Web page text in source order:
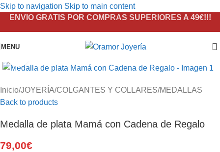
Skip to navigation Skip to main content
ENVIO GRATIS POR COMPRAS SUPERIORES A 49€!!!
MENU
Inicio/JOYERÍA/COLGANTES Y COLLARES/MEDALLAS
Back to products
Medalla de plata Mamá con Cadena de Regalo
79,00€